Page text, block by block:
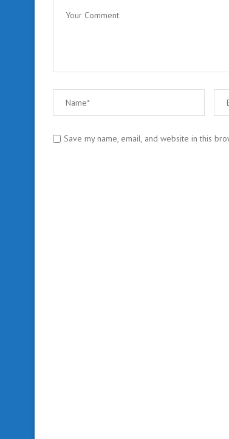
Save my name, email, and website in this